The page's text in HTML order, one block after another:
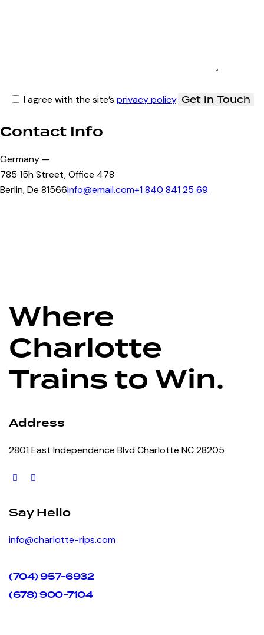
I agree with the site’s privacy policy.
Contact Info
Germany —
785 15h Street, Office 478
Berlin, De 81566info@email.com+1 840 841 25 69
Where
Charlotte
Trains to Win.
Address
2801 East Independence Blvd Charlotte NC 28205
Say Hello
info@charlotte-rips.com
(704) 957-6932
(678) 900-7104